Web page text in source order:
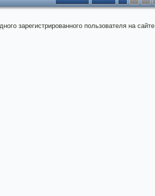
зарегистрированного пользователя на сайте